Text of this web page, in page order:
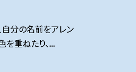
自分の名前をアレン
を重ねたり、...